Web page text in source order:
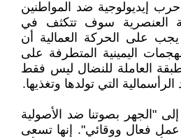
إيديولوجية ضد المواطنين
العنصرية سوف تتكثف في
يجب على الحركة العمالية أن
اليمينية المتطرفة على
العاملة للنضال ليس فقط
التي تولدها وتغذيها.
"الجهر بصوتنا ضد الأصولية
عمل فعال ووقائي". إنها تسعى